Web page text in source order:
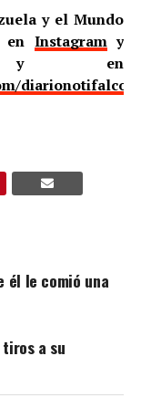
y el Mundo
en Instagramy
en
él le comió una
a su